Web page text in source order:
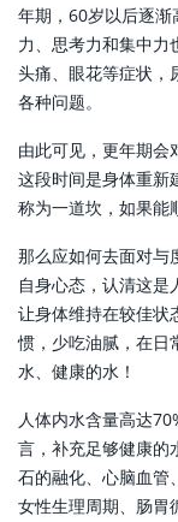
年期，60岁以后逐
力、思考力和集中力
头痛、眼花等症状，
各种问题。
由此可见，更年期会
这段时间是身体重新
称为一道坎，如果能
那么应如何去面对与
自身心态，认清这是
让身体维持在较佳状
惯，少吃油腻，在日
水、健康的水！
人体内水含量高达
言，补充足够健康的
石的融化、心脑血管
女性生理周期、肠胃